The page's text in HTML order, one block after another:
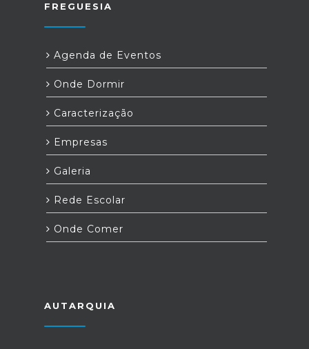
FREGUESIA
Agenda de Eventos
Onde Dormir
Caracterização
Empresas
Galeria
Rede Escolar
Onde Comer
AUTARQUIA